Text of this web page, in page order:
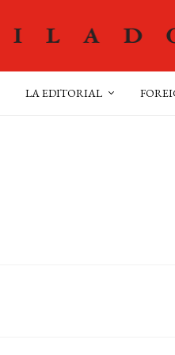
LA EDITORIAL